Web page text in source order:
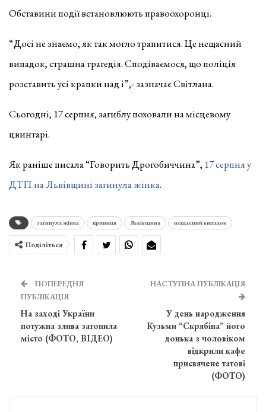
Обставини події встановлюють правоохоронці.
“Досі не знаємо, як так могло трапитися. Це нещасний
випадок, страшна трагедія. Сподіваємося, що поліція
розставить усі крапки над і”,- зазначає Світлана.
Сьогодні, 17 серпня, загиблу поховали на місцевому
цвинтарі.
Як раніше писала “Говорить Дрогобиччина”, 17 серпня у
ДТП на Львівщині загинула жінка.
загинула жінка криниця Львівщина нещасний випадок
Поділіться
ПОПЕРЕДНЯ
ПУБЛІКАЦІЯ
На заході України
потужна злива затопила
місто (ФОТО, ВІДЕО)
НАСТУПНА ПУБЛІКАЦІЯ
У день народження
Кузьми “Скрябіна” його
донька з чоловіком
відкрили кафе
присвячене татові
(ФОТО)